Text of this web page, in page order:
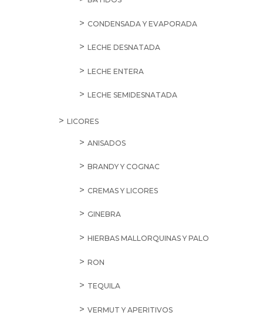
CONDENSADA Y EVAPORADA
LECHE DESNATADA
LECHE ENTERA
LECHE SEMIDESNATADA
LICORES
ANISADOS
BRANDY Y COGNAC
CREMAS Y LICORES
GINEBRA
HIERBAS MALLORQUINAS Y PALO
RON
TEQUILA
VERMUT Y APERITIVOS